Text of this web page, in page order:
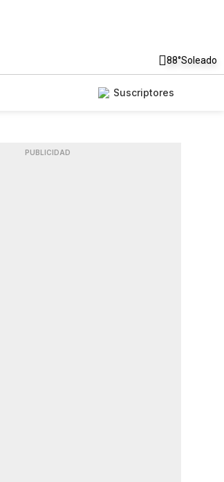
88°Soleado
Suscriptores
PUBLICIDAD